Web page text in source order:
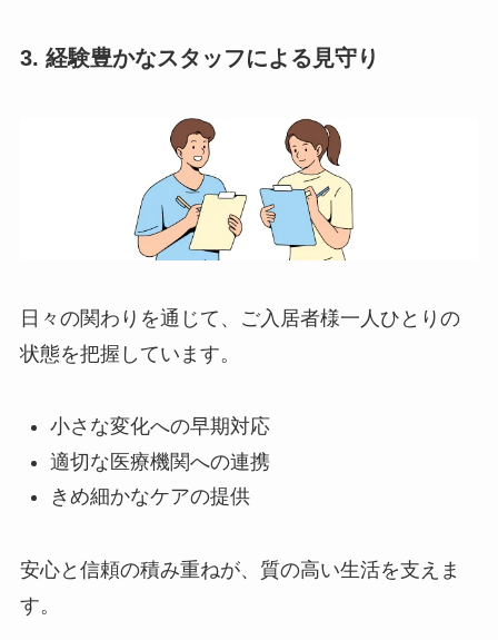
3. 経験豊かなスタッフによる見守り
日々の関わりを通じて、ご入居者様一人ひとりの
状態を把握しています。
小さな変化への早期対応
適切な医療機関への連携
きめ細かなケアの提供
安心と信頼の積み重ねが、質の高い生活を支えま
す。